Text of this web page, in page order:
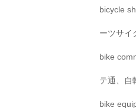
bicycle
ーツサイ
bike
テ通、自
bike